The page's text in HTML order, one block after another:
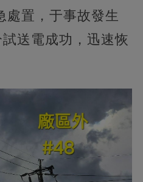
處置，于事故發生
送電成功，迅速恢